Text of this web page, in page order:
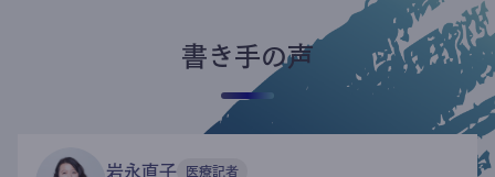
書き手の声
岩永直子 医療記者